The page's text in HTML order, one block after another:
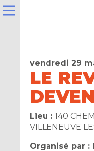
vendredi 29
LE
Lieu :140
VILLENEUVE
Organisé par :